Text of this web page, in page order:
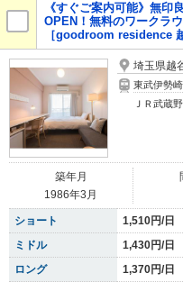
《すぐご案内可能》無印
OPEN！無料のワークラ
［goodroom residence
埼玉県越
東武伊勢
ＪＲ武蔵
築年月
1986年3月
ショート
1,510円/日
ミドル
1,430円/日
ロング
1,370円/日